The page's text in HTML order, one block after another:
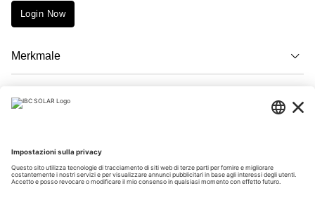
Login Now
Merkmale
Descrizione
Download